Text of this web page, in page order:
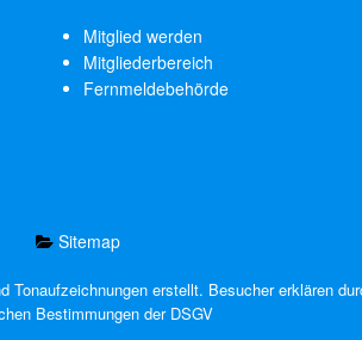
Mitglied werden
Mitgliederbereich
Fernmeldebehörde
Sitemap
Tonaufzeichnungen erstellt. Besucher erklären
Bestimmungen der DSGV